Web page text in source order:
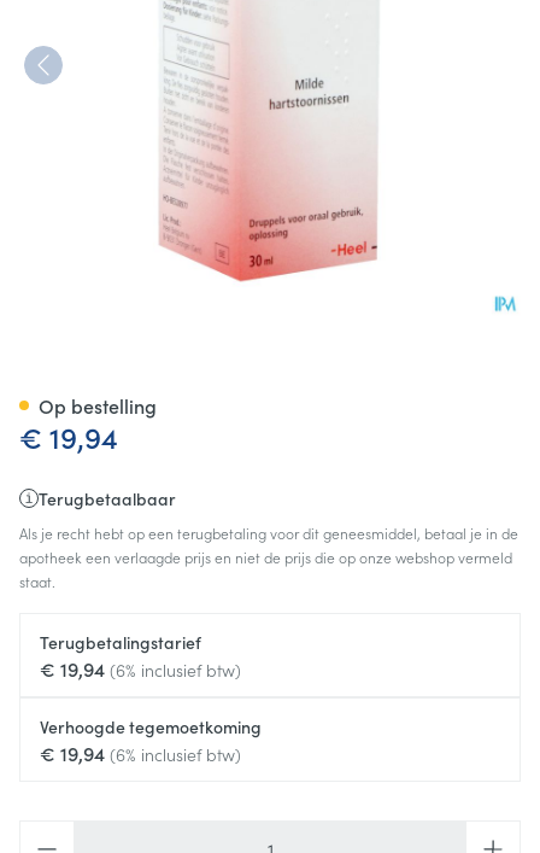
€ 19,94
Terugbetaalbaar
Als je recht hebt op een terugbetaling voor dit geneesmiddel, betaal je in de
apotheek een verlaagde prijs en niet de prijs die op onze webshop vermeld
staat.
Terugbetalingstarief
€ 19,94 (6% inclusief btw)
Verhoogde tegemoetkoming
€ 19,94 (6% inclusief btw)
Op bestelling